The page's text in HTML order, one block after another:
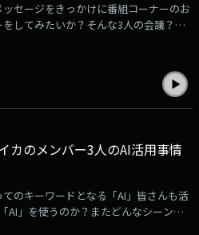
セージをきっかけに番組コーナーのお
してみたいか？そんな3人の会議？の
た内容もお楽しみください！）エイア
んどん送ってください
のメンバー3人のAI活用事情
のキーワードとなる「AI」皆さんも活
AI」を使うのか？またどんなシーンで